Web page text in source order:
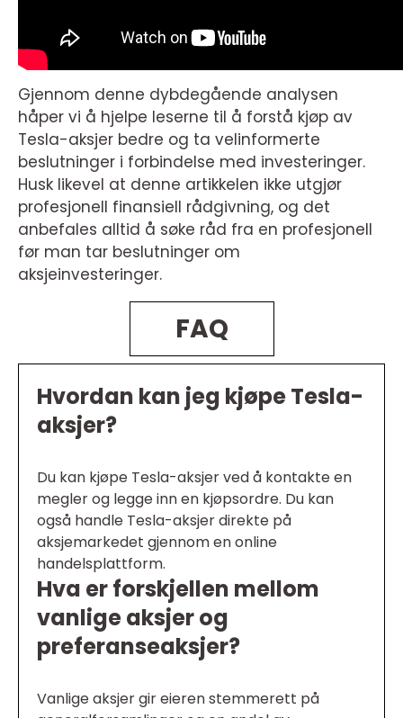
Gjennom denne dybdegående analysen
håper vi å hjelpe leserne til å forstå kjøp av
Tesla-aksjer bedre og ta velinformerte
beslutninger i forbindelse med investeringer.
Husk likevel at denne artikkelen ikke utgjør
profesjonell finansiell rådgivning, og det
anbefales alltid å søke råd fra en profesjonell
før man tar beslutninger om
aksjeinvesteringer.
FAQ
Hvordan kan jeg kjøpe Tesla-
aksjer?
Du kan kjøpe Tesla-aksjer ved å kontakte en
megler og legge inn en kjøpsordre. Du kan
også handle Tesla-aksjer direkte på
aksjemarkedet gjennom en online
handelsplattform.
Hva er forskjellen mellom
vanlige aksjer og
preferanseaksjer?
Vanlige aksjer gir eieren stemmerett på